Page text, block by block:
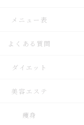
メニュー表
よくある質問
ダイエット
美容エステ
痩身